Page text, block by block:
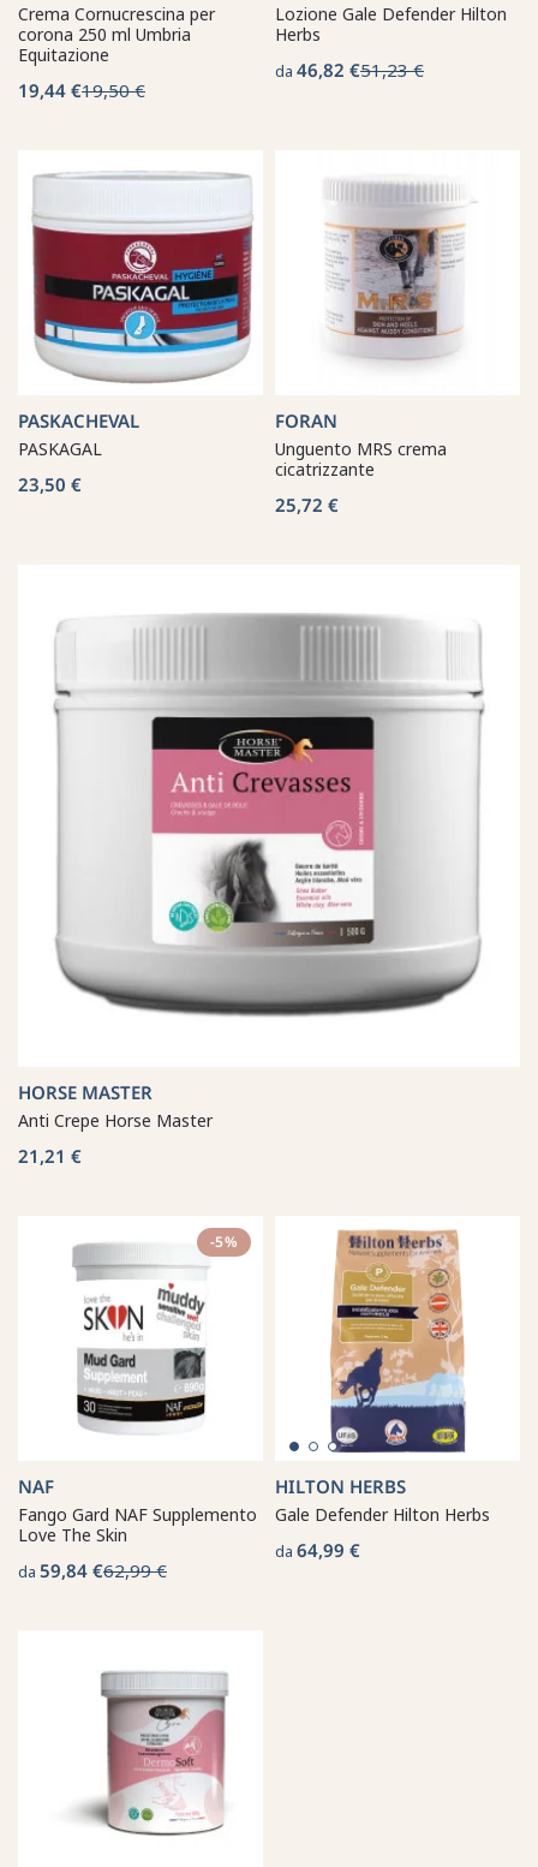
Crema Cornucrescina per
corona 250 ml Umbria
Equitazione
19,44 €19,50 €
Lozione Gale Defender Hilton
Herbs
da 46,82 €51,23 €
PASKACHEVAL
PASKAGAL
23,50 €
FORAN
Unguento MRS crema
cicatrizzante
25,72 €
HORSE MASTER
Anti Crepe Horse Master
21,21 €
-5%
NAF
Fango Gard NAF Supplemento
Love The Skin
da 59,84 €62,99 €
HILTON HERBS
Gale Defender Hilton Herbs
da 64,99 €